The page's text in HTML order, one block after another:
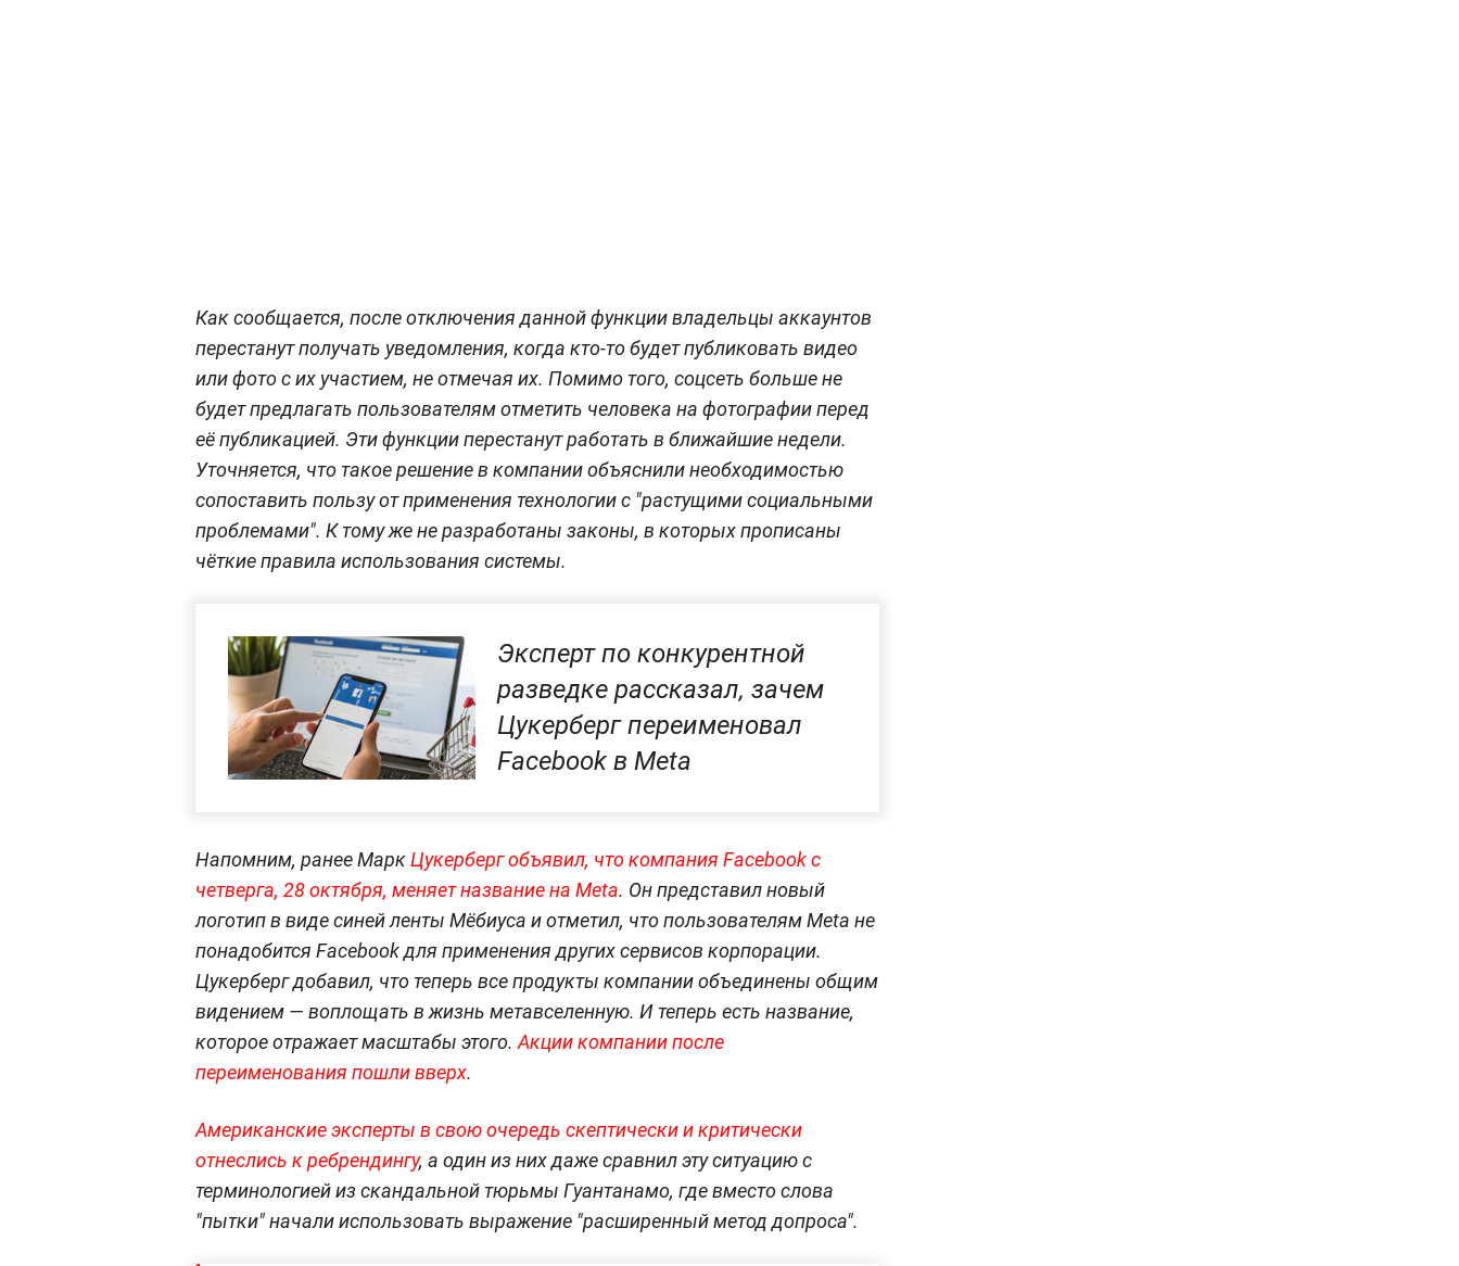
Как сообщается, после отключения данной функции владельцы аккаунтов
перестанут получать уведомления, когда кто-то будет публиковать видео
или фото с их участием, не отмечая их. Помимо того, соцсеть больше не
будет предлагать пользователям отметить человека на фотографии перед
её публикацией. Эти функции перестанут работать в ближайшие недели.
Уточняется, что такое решение в компании объяснили необходимостью
сопоставить пользу от применения технологии с "растущими социальными
проблемами". К тому же не разработаны законы, в которых прописаны
чёткие правила использования системы.
Эксперт по конкурентной
разведке рассказал, зачем
Цукерберг переименовал
Facebook в Meta
Напомним, ранее МаркЦукерберг объявил, что компания Facebook с
четверга, 28 октября, меняет название на Meta. Он представил новый
логотип в виде синей ленты Мёбиуса и отметил, что пользователям Meta не
понадобится Facebook для применения других сервисов корпорации.
Цукерберг добавил, что теперь все продукты компании объединены общим
видением — воплощать в жизнь метавселенную. И теперь есть название,
которое отражает масштабы этого. Акции компании после
переименования пошли вверх.
Американские эксперты в свою очередь скептически и критически
отнеслись к ребрендингу, а один из них даже сравнил эту ситуацию с
терминологией из скандальной тюрьмы Гуантанамо, где вместо слова
"пытки" начали использовать выражение "расширенный метод допроса".